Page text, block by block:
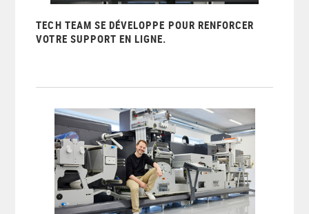
TECH TEAM SE DÉVELOPPE POUR RENFORCER
VOTRE SUPPORT EN LIGNE.